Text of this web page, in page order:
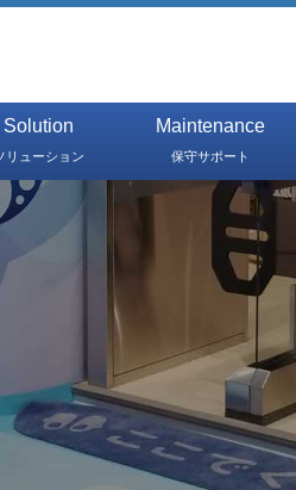
Solution
リューション
Maintenance
保守サポート